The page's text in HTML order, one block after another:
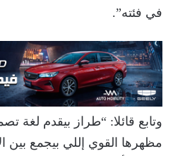
في فئته”.
وتابع قائلا: “طراز بيقدم لغة
مظهرها القوي إللي بيجمع بين